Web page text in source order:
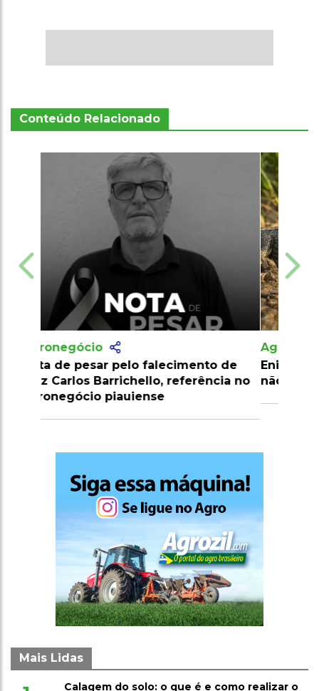
Conteúdo Relacionado
Agronegócio
Enigma da cadeia alimentar: jacarés
não comem capivaras?
1
Calagem do solo: o que é e como realizar o
procedimento no agronegócio